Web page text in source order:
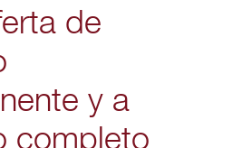
de
y a
completo